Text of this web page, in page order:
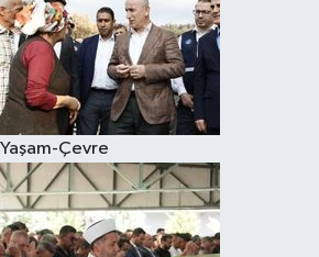
Yaşam-Çevre
Sağlık
Siyaset
Teknoloji
Televizyon